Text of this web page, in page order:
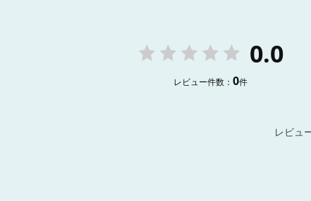
0.0
レビュー件数： 0件
レビュ